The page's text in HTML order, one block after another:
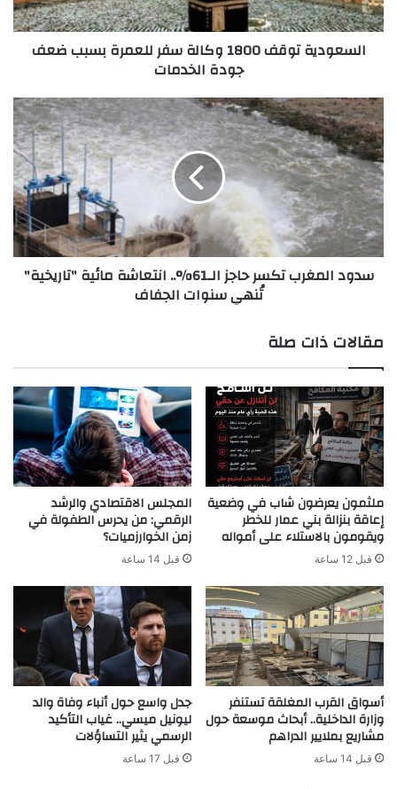
ضعف
جودة
الخدمات
السعودية توقف 1800 وكالة سفر للعمرة بسبب ضعف
جودة الخدمات
سدود
المغرب
تكسر
حاجز
الـ61%..
انتعاشة
مائية
"تاريخية"
تُنهي
سنوات
سدود المغرب تكسر حاجز الـ61%.. انتعاشة مائية "تاريخية"
تُنهي سنوات الجفاف
مقالات ذات صلة
ملثمون يعرضون شاب في وضعية
إعاقة بنزالة بني عمار للخطر
ويقومون بالاستلاء على أمواله
قبل 12 ساعة
المجلس الاقتصادي والرشد
الرقمي: من يحرس الطفولة في
زمن الخوارزميات؟
قبل 14 ساعة
أسواق القرب المغلقة تستنفر
وزارة الداخلية.. أبحاث موسعة حول
مشاريع بملايير الدراهم
قبل 14 ساعة
جدل واسع حول أنباء وفاة والد
ليونيل ميسي.. غياب التأكيد
الرسمي يثير التساؤلات
قبل 17 ساعة